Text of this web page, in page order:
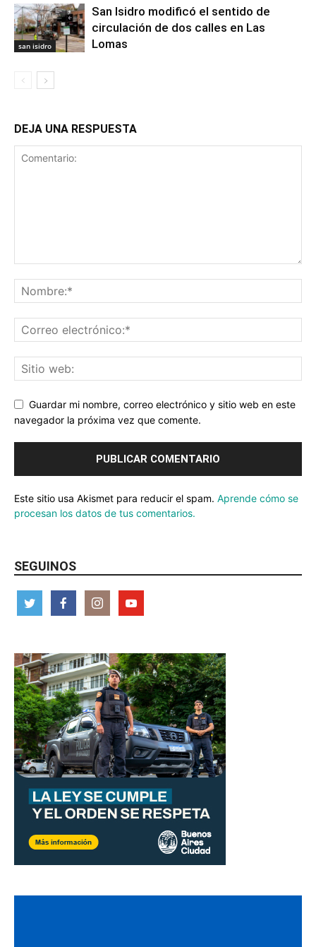
san isidro
San Isidro modificó el sentido de
circulación de dos calles en Las
Lomas
DEJA UNA RESPUESTA
Guardar mi nombre, correo electrónico y sitio web en este
navegador la próxima vez que comente.
Este sitio usa Akismet para reducir el spam. Aprende cómo se
procesan los datos de tus comentarios.
SEGUINOS